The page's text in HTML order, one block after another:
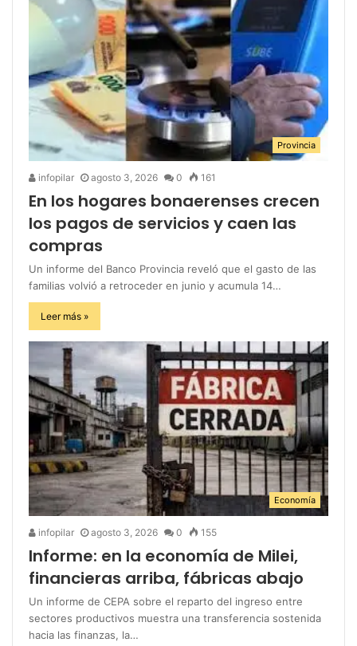
Provincia
infopilar agosto 3, 2026 0 161
En los hogares bonaerenses crecen
los pagos de servicios y caen las
compras
Un informe del Banco Provincia reveló que el gasto de las
familias volvió a retroceder en junio y acumula 14…
Leer más »
Economía
infopilar agosto 3, 2026 0 155
Informe: en la economía de Milei,
financieras arriba, fábricas abajo
Un informe de CEPA sobre el reparto del ingreso entre
sectores productivos muestra una transferencia sostenida
hacia las finanzas, la…